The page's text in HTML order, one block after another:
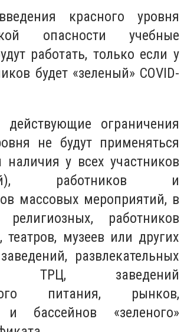
красного уровня
опасности учебные
работать, только если у
будет «зеленый» COVID-
действующие ограничения
не будут применяться
наличия у всех участников
работников и
массовых мероприятий, в
работников
театров, музеев или других
развлекательных
ТРЦ, заведений
питания, рынков,
и бассейнов «зеленого»